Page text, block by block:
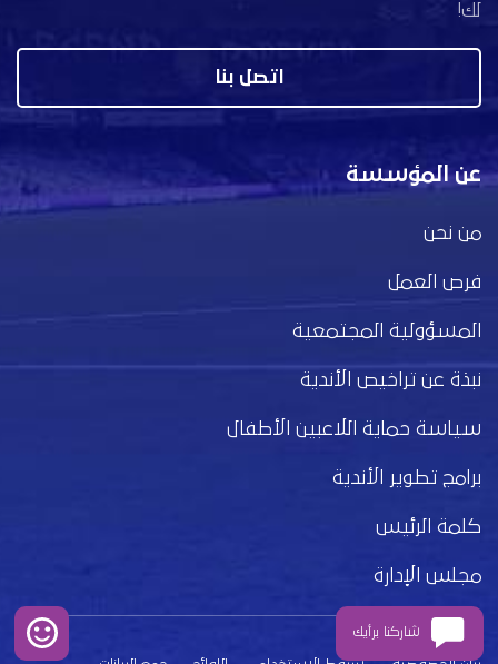
لك!
اتصل بنا
عن المؤسسة
من نحن
فرص العمل
المسؤولية المجتمعية
نبذة عن تراخيص الأندية
سياسة حماية اللاعبين الأطفال
برامج تطوير الأندية
كلمة الرئيس
مجلس الإدارة
شاركنا برأيك